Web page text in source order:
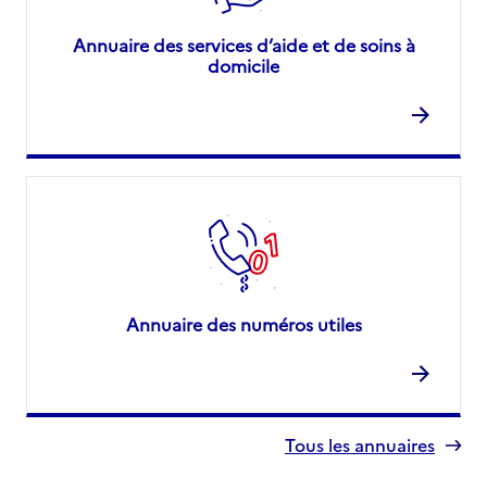
Annuaire des services d’aide et de soins à
domicile
Annuaire des numéros utiles
Tous les annuaires